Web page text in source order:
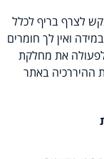
לצרף בריף לכלל
ואין לך חומרים
את מחלקת
ההיררכיה באתר